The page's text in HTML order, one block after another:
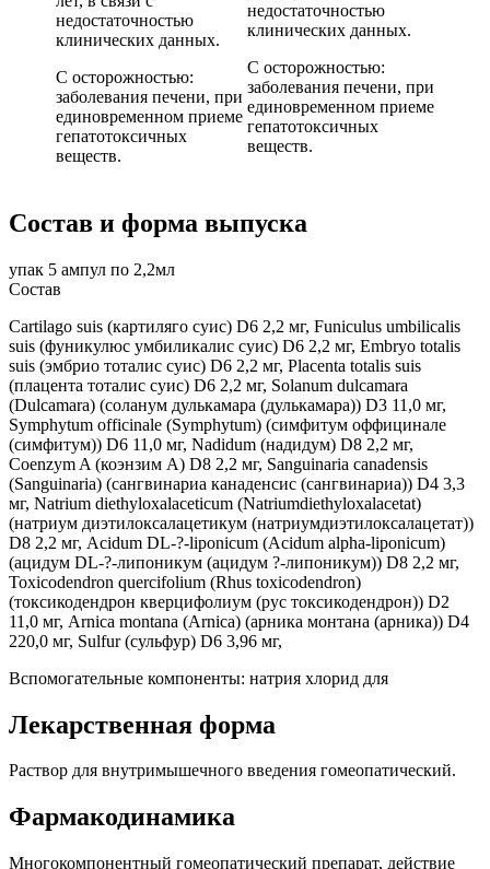
недостаточностью
клинических данных.
С осторожностью:
заболевания печени, при
единовременном приеме
гепатотоксичных
веществ.
недостаточностью
клинических данных.
С осторожностью:
заболевания печени, при
единовременном приеме
гепатотоксичных
веществ.
Состав и форма выпуска
упак 5 ампул по 2,2мл
Состав
Сartilago suis (картиляго суис) D6 2,2 мг, Funiculus umbilicalis
suis (фуникулюс умбиликалис суис) D6 2,2 мг, Embryo totalis
suis (эмбрио тоталис суис) D6 2,2 мг, Placenta totalis suis
(плацента тоталис суис) D6 2,2 мг, Solanum dulcamara
(Dulcamara) (соланум дулькамара (дулькамара)) D3 11,0 мг,
Symphytum officinale (Symphytum) (симфитум оффицинале
(симфитум)) D6 11,0 мг, Nadidum (надидум) D8 2,2 мг,
Coenzym A (коэнзим А) D8 2,2 мг, Sanguinaria сanadensis
(Sanguinaria) (сангвинариа канаденсис (сангвинариа)) D4 3,3
мг, Natrium diethyloxalaceticum (Natriumdiethyloxalacetat)
(натриум диэтилоксалацетикум (натриумдиэтилоксалацетат))
D8 2,2 мг, Acidum DL-?-liponicum (Acidum alpha-liponicum)
(ацидум DL-?-липоникум (ацидум ?-липоникум)) D8 2,2 мг,
Toxicodendron quercifolium (Rhus toxicodendron)
(токсикодендрон кверцифолиум (рус токсикодендрон)) D2
11,0 мг, Arnica montana (Arnica) (арника монтана (арника)) D4
220,0 мг, Sulfur (сульфур) D6 3,96 мг,
Вспомогательные компоненты: натрия хлорид для
Лекарственная форма
Раствор для внутримышечного введения гомеопатический.
Фармакодинамика
Многокомпонентный гомеопатический препарат, действие